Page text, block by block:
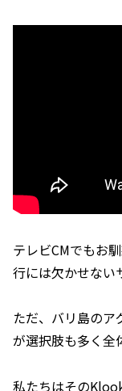
テレビCMでもお
行には欠かせない
ただ、バリ島のア
が選択肢も多く全
私たちはその